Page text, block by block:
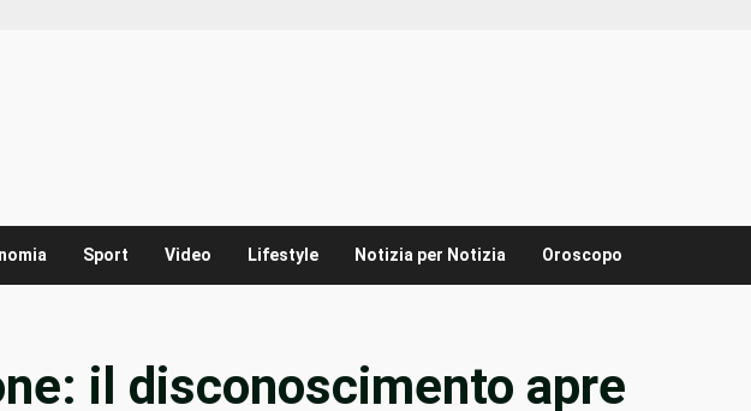
Sport Video Lifestyle Notizia per Notizia Oroscopo
il disconoscimento apre